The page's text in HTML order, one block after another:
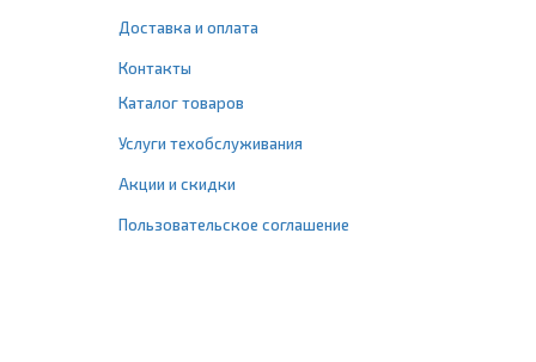
Доставка и оплата
Контакты
Каталог товаров
Услуги техобслуживания
Акции и скидки
Пользовательское соглашение